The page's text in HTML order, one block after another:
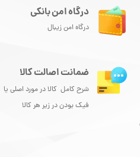
درگاه امن بانکی
درگاه امن زیبال
ضمانت اصالت کالا
شرح کامل کالا در مورد اصلی یا
فیک بودن در زیر هر کالا